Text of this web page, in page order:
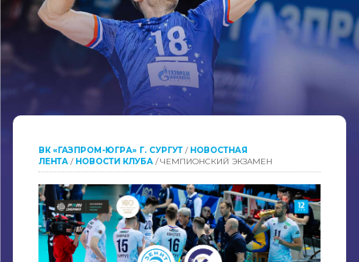
ВК «ГАЗПРОМ-ЮГРА» Г. СУРГУТ / НОВОСТНАЯ
ЛЕНТА / НОВОСТИ КЛУБА /ЧЕМПИОНСКИЙ ЭКЗАМЕН